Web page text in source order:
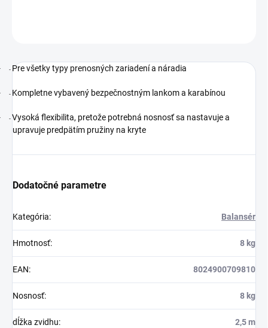
- Pre všetky typy prenosných zariadení a náradia
- Kompletne vybavený bezpečnostným lankom a karabínou
- Vysoká flexibilita, pretože potrebná nosnosť sa nastavuje a
upravuje predpätím pružiny na kryte
Dodatočné parametre
Kategória: Balansér
Hmotnosť: 8 kg
EAN: 8024900709810
Nosnosť: 8 kg
dĺžka zvidhu: 2,5 m